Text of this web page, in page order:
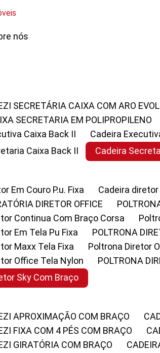
nós
SECRETÁRIA CAIXA COM ARO
SECRETARIA EM POLIPROPILENO
Caixa Back II
Cadeira
Caixa Back II
Cadeira
Em Couro P.u. Fixa
Cadeira
DIRETOR OFFICE
Continua Com Braço Corsa
Em Tela Pu Fixa
POLTRONA
Maxx Tela Fixa
Poltrona Diretor
Office Tela Nylon
POLTRONA
Sky Com Braço
APROXIMAÇÃO COM BRAÇO
FIXA COM 4 PÉS COM BRAÇO
GIRATÓRIA COM BRAÇO